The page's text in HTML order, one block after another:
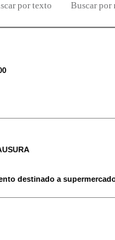
por texto Buscar por
destinado a